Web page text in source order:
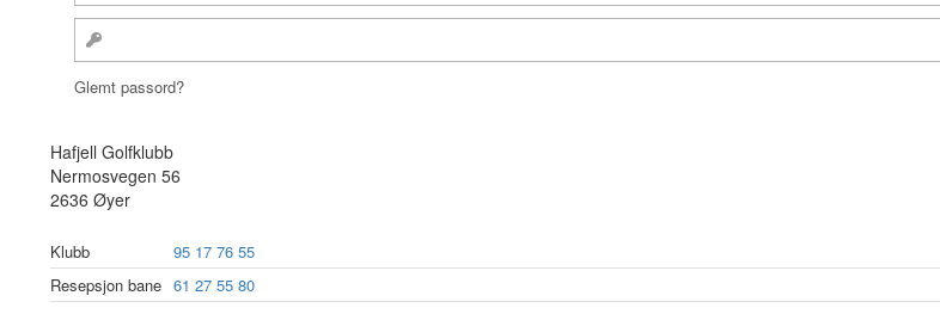
Glemt passord?
Hafjell Golfklubb
Nermosvegen 56
2636 Øyer
Klubb
95 17 76 55
Resepsjon bane 61 27 55 80